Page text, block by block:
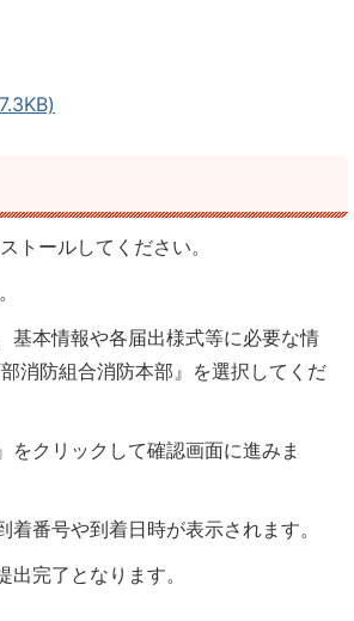
トールしてください。
基本情報や各届出様式等に必要な情
消防組合消防本部』を選択してくだ
クリックして確認画面に進みま
番号や到着日時が表示されます。
完了となります。